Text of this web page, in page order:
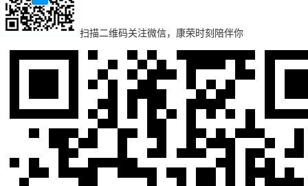
扫描二维码关注微信，康荣时刻陪伴你